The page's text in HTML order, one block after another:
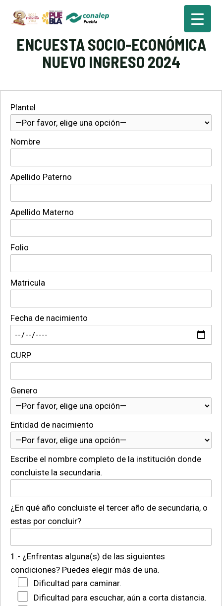
ENCUESTA SOCIO-ECONÓMICA
NUEVO INGRESO 2024
Plantel
Nombre
Apellido Paterno
Apellido Materno
Folio
Matricula
Fecha de nacimiento
CURP
Genero
Entidad de nacimiento
Escribe el nombre completo de la institución donde
concluiste la secundaria.
¿En qué año concluiste el tercer año de secundaria, o
estas por concluir?
1.- ¿Enfrentas alguna(s) de las siguientes
condiciones? Puedes elegir más de una.
Dificultad para caminar.
Dificultad para escuchar, aún a corta distancia.